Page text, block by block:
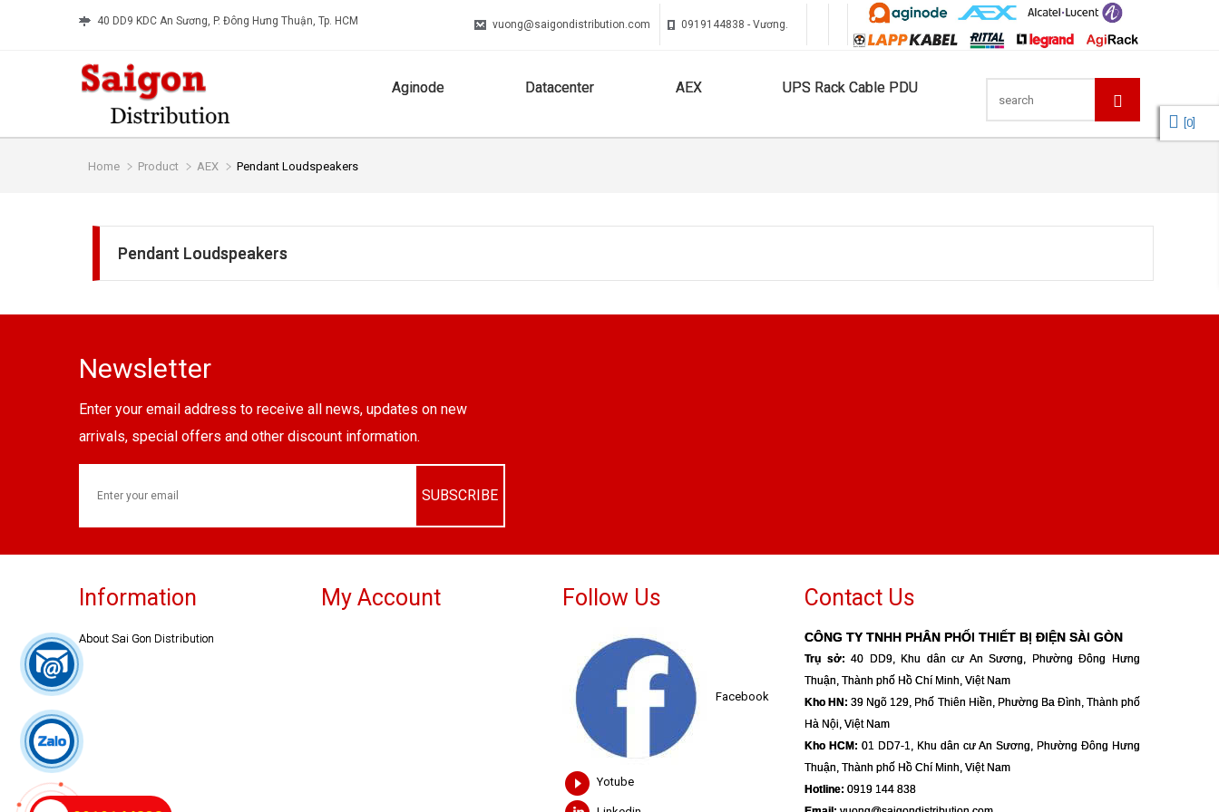
40 DD9 KDC An Sương, P. Đông Hưng Thuận, Tp. HCM vuong@saigondistribution.com 0919144838 - Vương.
Aginode Datacenter AEX UPS Rack Cable PDU
Home Product AEX Pendant Loudspeakers
Pendant Loudspeakers
Newsletter
Enter your email address to receive all news, updates on new
arrivals, special offers and other discount information.
SUBSCRIBE
Information
About Sai Gon Distribution
My Account Follow Us
Facebook
Yotube
Contact Us
CÔNG TY TNHH PHÂN PHỐI THIẾT BỊ ĐIỆN SÀI GÒN
Trụ sở: 40 DD9, Khu dân cư An Sương, Phường Đông Hưng
Thuận, Thành phố Hồ Chí Minh, Việt Nam
Kho HN: 39 Ngõ 129, Phố Thiên Hiền, Phường Ba Đình, Thành phố
Hà Nội, Việt Nam
Kho HCM: 01 DD7-1, Khu dân cư An Sương, Phường Đông Hưng
Thuận, Thành phố Hồ Chí Minh, Việt Nam
Hotline: 0919 144 838
0